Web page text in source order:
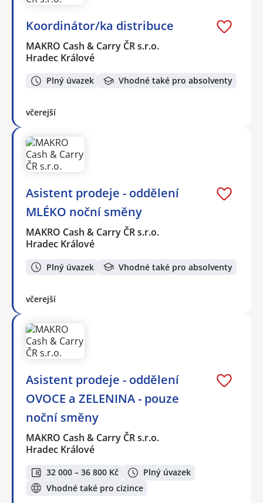
Koordinátor/ka distribuce
MAKRO Cash & Carry ČR s.r.o.
Hradec Králové
Plný úvazek Vhodné také pro absolventy
včerejší
Asistent prodeje - oddělení
MLÉKO noční směny
MAKRO Cash & Carry ČR s.r.o.
Hradec Králové
Plný úvazek Vhodné také pro absolventy
včerejší
Asistent prodeje - oddělení
OVOCE a ZELENINA - pouze
noční směny
MAKRO Cash & Carry ČR s.r.o.
Hradec Králové
32 000 – 36 800 Kč
Plný úvazek
Vhodné také pro cizince